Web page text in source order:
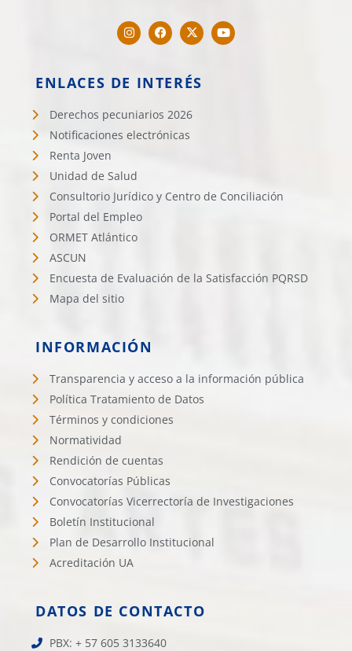
ENLACES DE INTERÉS
Derechos pecuniarios 2026
Notificaciones electrónicas
Renta Joven
Unidad de Salud
Consultorio Jurídico y Centro de Conciliación
Portal del Empleo
ORMET Atlántico
ASCUN
Encuesta de Evaluación de la Satisfacción PQRSD
Mapa del sitio
INFORMACIÓN
Transparencia y acceso a la información pública
Política Tratamiento de Datos
Términos y condiciones
Normatividad
Rendición de cuentas
Convocatorías Públicas
Convocatorías Vicerrectoría de Investigaciones
Boletín Institucional
Plan de Desarrollo Institucional
Acreditación UA
DATOS DE CONTACTO
PBX: + 57 605 3133640